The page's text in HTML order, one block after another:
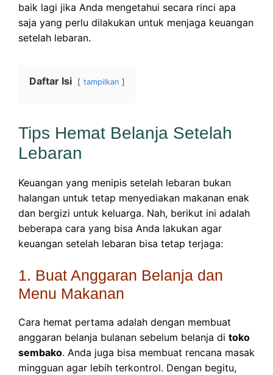
baik lagi jika Anda mengetahui secara rinci apa
saja yang perlu dilakukan untuk menjaga keuangan
setelah lebaran.
Daftar Isi tampilkan
Tips Hemat Belanja Setelah
Lebaran
Keuangan yang menipis setelah lebaran bukan
halangan untuk tetap menyediakan makanan enak
dan bergizi untuk keluarga. Nah, berikut ini adalah
beberapa cara yang bisa Anda lakukan agar
keuangan setelah lebaran bisa tetap terjaga:
1. Buat Anggaran Belanja dan
Menu Makanan
Cara hemat pertama adalah dengan membuat
anggaran belanja bulanan sebelum belanja di toko
sembako. Anda juga bisa membuat rencana masak
mingguan agar lebih terkontrol. Dengan begitu,